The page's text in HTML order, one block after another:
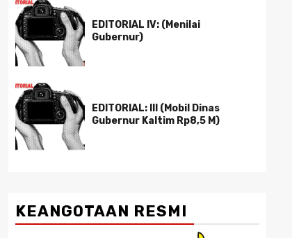
EDITORIAL IV: (Menilai
Gubernur)
EDITORIAL: III (Mobil Dinas
Gubernur Kaltim Rp8,5 M)
KEANGOTAAN RESMI